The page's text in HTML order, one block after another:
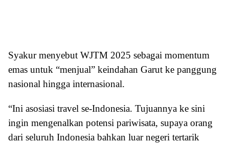
Syakur menyebut WJTM 2025 sebagai momentum
emas untuk “menjual” keindahan Garut ke panggung
nasional hingga internasional.
“Ini asosiasi travel se-Indonesia. Tujuannya ke sini
ingin mengenalkan potensi pariwisata, supaya orang
dari seluruh Indonesia bahkan luar negeri tertarik